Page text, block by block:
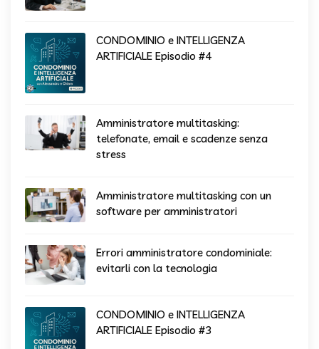
CONDOMINIO e INTELLIGENZA
ARTIFICIALE Episodio #4
Amministratore multitasking:
telefonate, email e scadenze senza
stress
Amministratore multitasking con un
software per amministratori
Errori amministratore condominiale:
evitarli con la tecnologia
CONDOMINIO e INTELLIGENZA
ARTIFICIALE Episodio #3